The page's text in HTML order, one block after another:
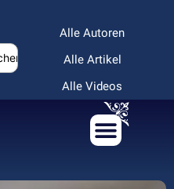
Alle Autoren
Alle Artikel
Alle Videos